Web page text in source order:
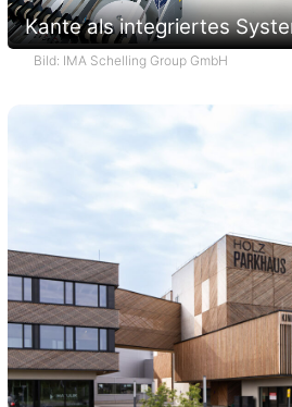
Kante als integriertes
Bild: IMA Schelling Group GmbH